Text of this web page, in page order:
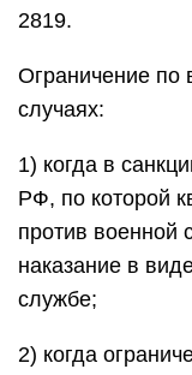
2819.
Ограничение по
случаях:
1) когда в
РФ, по которой
против военной
наказание в
службе;
2) когда